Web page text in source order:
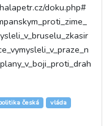
doku.php#
česká
vláda